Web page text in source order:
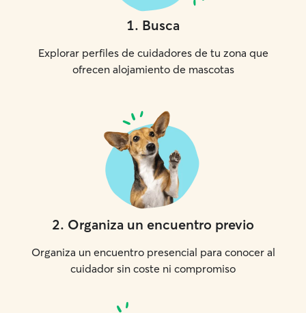
1. Busca
Explorar perfiles de cuidadores de tu zona que
ofrecen alojamiento de mascotas
2. Organiza un encuentro previo
Organiza un encuentro presencial para conocer al
cuidador sin coste ni compromiso